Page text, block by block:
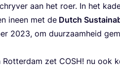
aan het roer. In het
ineen met de Dut­ch
2023, om duur­zaam­heid
Rot­ter­dam zet COSH! nu ook